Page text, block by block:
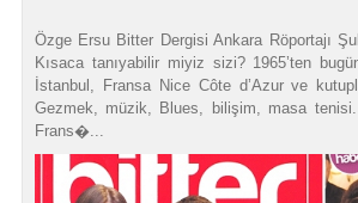
Özge Ersu Bitter Dergisi Ankara Röportajı
Kısaca tanıyabilir miyiz sizi? 1965’ten
İstanbul, Fransa Nice Côte d’Azur ve
Gezmek, müzik, Blues, bilişim, masa
Frans�...